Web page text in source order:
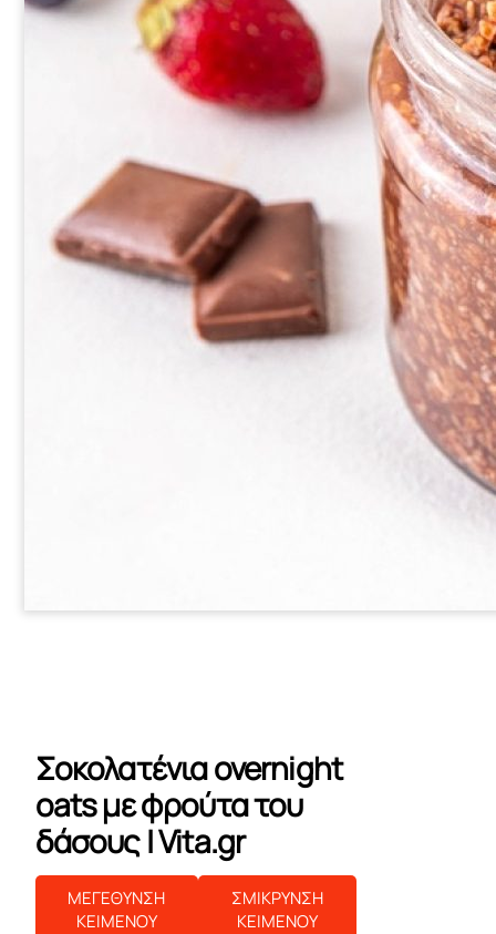
Σοκολατένια overnight
oats με φρούτα του
δάσους | Vita.gr
ΜΕΓΕΘΥΝΣΗ
ΚΕΙΜΕΝΟΥ
ΣΜΙΚΡΥΝΣΗ
ΚΕΙΜΕΝΟΥ